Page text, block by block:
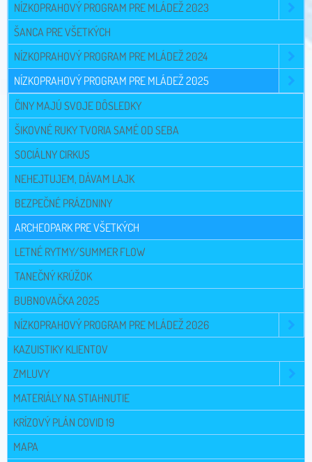
NÍZKOPRAHOVÝ PROGRAM PRE MLÁDEŽ 2023
ŠANCA PRE VŠETKÝCH
NÍZKOPRAHOVÝ PROGRAM PRE MLÁDEŽ 2024
NÍZKOPRAHOVÝ PROGRAM PRE MLÁDEŽ 2025
ČINY MAJÚ SVOJE DÔSLEDKY
ŠIKOVNÉ RUKY TVORIA SAMÉ OD SEBA
SOCIÁLNY CIRKUS
NEHEJTUJEM, DÁVAM LAJK
BEZPEČNÉ PRÁZDNINY
ARCHEOPARK PRE VŠETKÝCH
LETNÉ RYTMY/SUMMER FLOW
TANEČNÝ KRÚŽOK
BUBNOVAČKA 2025
NÍZKOPRAHOVÝ PROGRAM PRE MLÁDEŽ 2026
KAZUISTIKY KLIENTOV
ZMLUVY
MATERIÁLY NA STIAHNUTIE
KRÍZOVÝ PLÁN COVID 19
MAPA